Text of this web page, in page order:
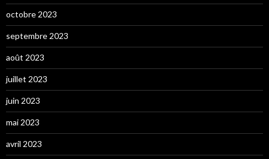
octobre 2023
septembre 2023
août 2023
juillet 2023
juin 2023
mai 2023
avril 2023